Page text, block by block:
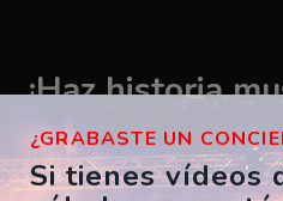
¡Haz historia
vídeo ahora!
¿GRABASTE UN
Si tienes vídeos